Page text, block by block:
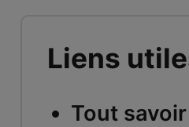
Liens
Tout